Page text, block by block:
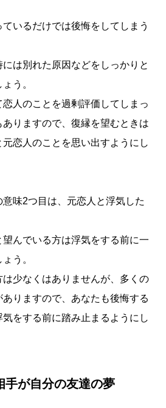
いるだけでは後悔をしてしまう
は別れた原因などをしっかりと
う。
人のことを過剰評価してしまっ
りますので、復縁を望むときは
恋人のことを思い出すようにし
味2つ目は、元恋人と浮気した
んでいる方は浮気をする前に一
う。
少なくはありませんが、多くの
りますので、あなたも後悔する
をする前に踏み止まるようにし
手が自分の友達の夢